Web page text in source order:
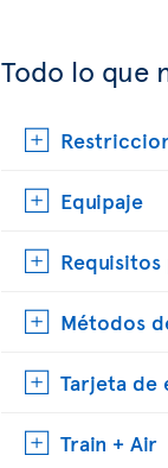
Todo lo que
Equipaje
Métodos
Tarjeta de
Train + Air